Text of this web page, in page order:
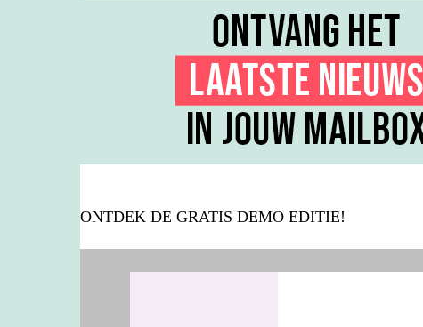
ONTDEK DE GRATIS DEMO EDITIE!